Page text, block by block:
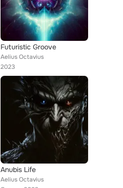
Futuristic Groove
Aelius Octavius
2023
Anubis Life
Aelius Octavius